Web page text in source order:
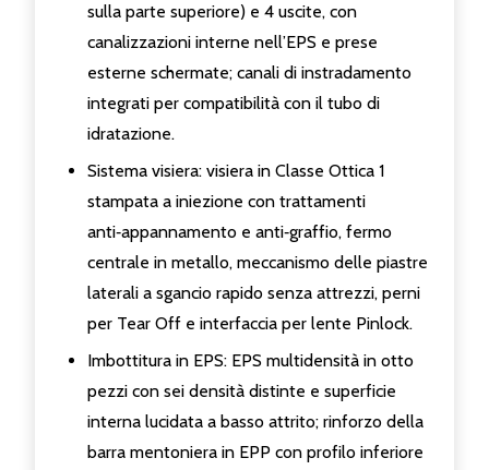
sulla parte superiore) e 4 uscite, con
canalizzazioni interne nell’EPS e prese
esterne schermate; canali di instradamento
integrati per compatibilità con il tubo di
idratazione.
Sistema visiera: visiera in Classe Ottica 1
stampata a iniezione con trattamenti
anti‑appannamento e anti‑graffio, fermo
centrale in metallo, meccanismo delle piastre
laterali a sgancio rapido senza attrezzi, perni
per Tear Off e interfaccia per lente Pinlock.
Imbottitura in EPS: EPS multidensità in otto
pezzi con sei densità distinte e superficie
interna lucidata a basso attrito; rinforzo della
barra mentoniera in EPP con profilo inferiore